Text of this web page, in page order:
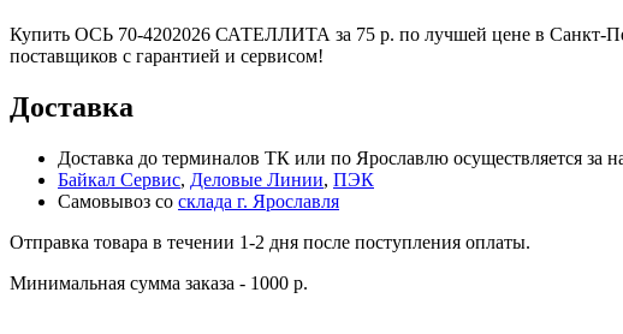
Купить ОСЬ 70-4202026 САТЕЛЛИТА за 75 р. по лучшей цене в Санкт-
поставщиков с гарантией и сервисом!
Доставка
Доставка до терминалов ТК или по Ярославлю осуществляется за
Байкал Сервис, Деловые Линии, ПЭК
Самовывоз со склада г. Ярославля
Отправка товара в течении 1-2 дня после поступления оплаты.
Минимальная сумма заказа - 1000 р.